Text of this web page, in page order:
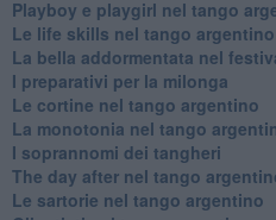
Playboy e playgirl nel tango
Le life skills nel tango argentino
La bella addormentata nel
I preparativi per la milonga
Le cortine nel tango argentino
La monotonia nel tango
I soprannomi dei tangheri
The day after nel tango
Le sartorie nel tango argentino